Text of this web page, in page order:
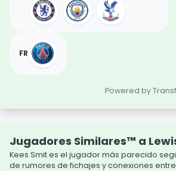
FR
Powered by
Jugadores Similares™ a
Kees Smit es el jugador más parecido
de rumores de fichajes y conexiones